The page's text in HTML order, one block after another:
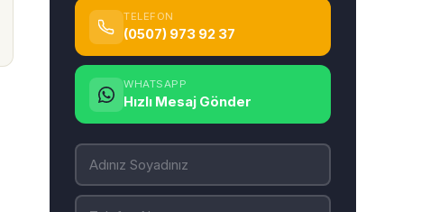
TELEFON
(0507) 973 92 37
WHATSAPP
Hızlı Mesaj Gönder